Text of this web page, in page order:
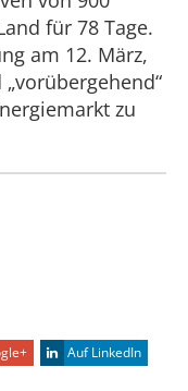
für 78 Tage.
am 12. März,
zu
Auf LinkedIn